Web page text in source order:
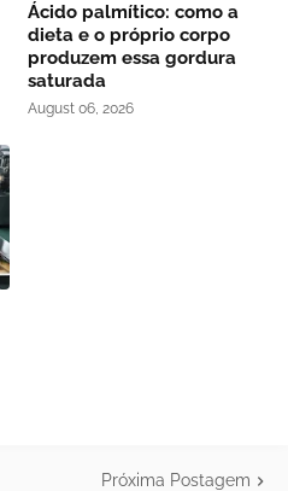
Ácido palmítico: como a
dieta e o próprio corpo
produzem essa gordura
saturada
August 06, 2026
Próxima Postagem